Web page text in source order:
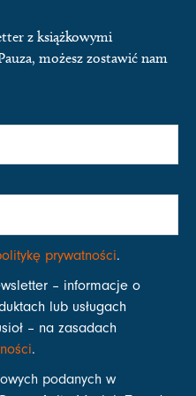
z książkowymi
możesz zostawić nam
prywatności.
– informacje o
lub usługach
– na zasadach
.
podanych w